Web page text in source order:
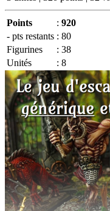
Points : 920
- pts restants : 80
Figurines
: 38
Unités
: 8